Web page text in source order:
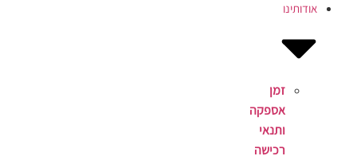
אודותינו
זמן
אספקה
ותנאי
רכישה